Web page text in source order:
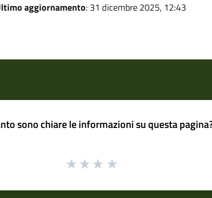
aggiornamento: 31 dicembre 2025, 12:43
sono chiare le informazioni su questa